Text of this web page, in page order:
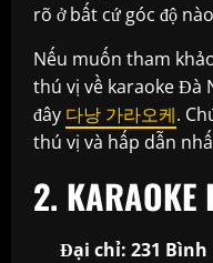
rõ ở bất cứ góc độ
Nếu muốn tham
thú vị về karaoke Đà
đây 다낭 가라오케.
thú vị và hấp dẫn
2. KARAOKE
Đại chỉ: 231 Bình